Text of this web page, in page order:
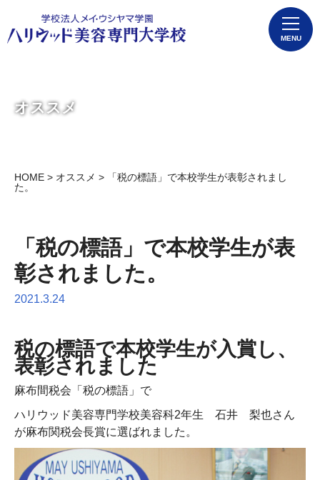
MENU
オススメ
HOME > オススメ > 「税の標語」で本校学生が表彰されまし
た。
「税の標語」で本校学生が表
彰されました。
2021.3.24
税の標語で本校学生が入賞し、
表彰されました
麻布間税会「税の標語」で
ハリウッド美容専門学校美容科2年生 石井 梨也さん
が麻布関税会長賞に選ばれました。